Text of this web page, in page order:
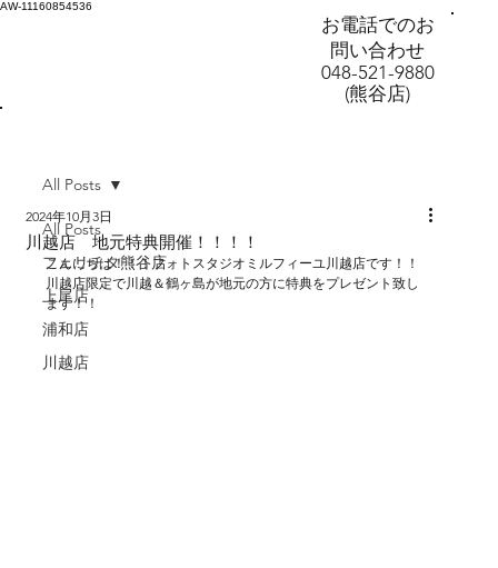
AW-11160854536
お電話でのお
問い合わせ
048-521-9880
(熊谷店)
All Posts
フェリチタ熊谷店
上尾店
浦和店
川越店
All Posts
川越店 地元特典開催！！！！
2024年10月3日
こんにちは！！！フォトスタジオミルフィーユ川越店です！！
川越店限定で川越＆鶴ヶ島が地元の方に特典をプレゼント致し
ます！！